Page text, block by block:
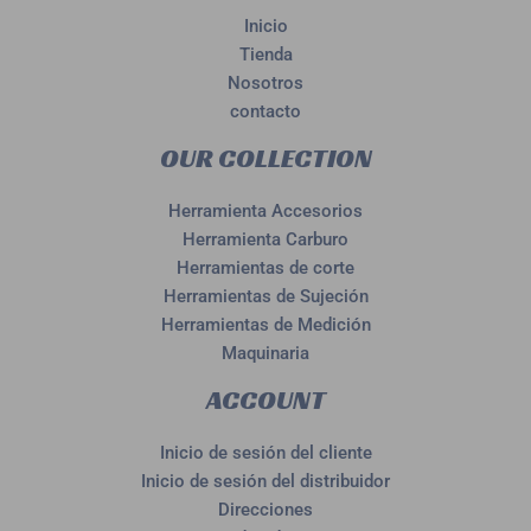
Inicio
Tienda
Nosotros
contacto
OUR COLLECTION
Herramienta Accesorios
Herramienta Carburo
Herramientas de corte
Herramientas de Sujeción
Herramientas de Medición
Maquinaria
ACCOUNT
Inicio de sesión del cliente
Inicio de sesión del distribuidor
Direcciones